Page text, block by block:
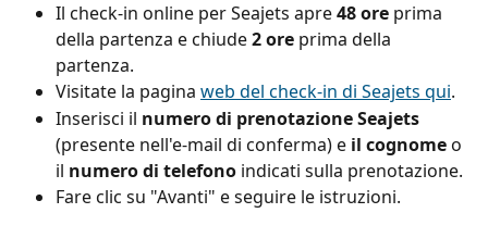
Il check-in online per Seajets apre 48 ore prima
della partenza e chiude 2 ore prima della
partenza.
Visitate la pagina web del check-in di Seajets qui.
Inserisci il numero di prenotazione Seajets
(presente nell'e-mail di conferma) e il cognome o
il numero di telefono indicati sulla prenotazione.
Fare clic su "Avanti" e seguire le istruzioni.